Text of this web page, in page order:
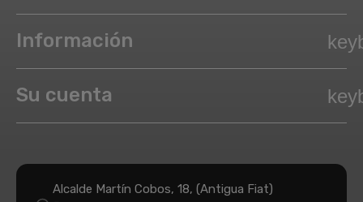
Información
Su cuenta
Alcalde Martín Cobos, 18, (Antigua Fiat)